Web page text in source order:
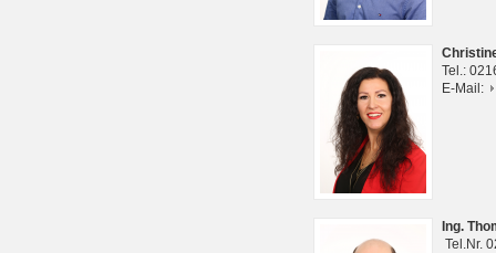
Tel.:
E-Mail:
Ing.
Tel.Nr.